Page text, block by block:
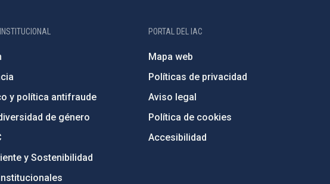
y política antifraude
de género
y Sostenibilidad
PORTAL DEL IAC
Mapa web
Políticas de privacidad
Aviso legal
Política de cookies
Accesibilidad